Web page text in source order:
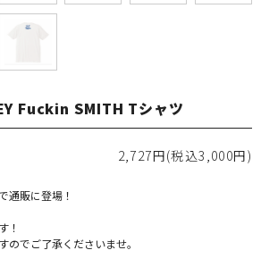
Fuckin SMITH Tシャツ
2,727円(税込3,000円)
通販に登場！
！
でご了承くださいませ。